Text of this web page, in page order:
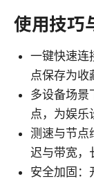
使用技巧
一键快速连
点保存为收
多设备场景
点，为娱乐
测速与节点
迟与带宽，
安全加固